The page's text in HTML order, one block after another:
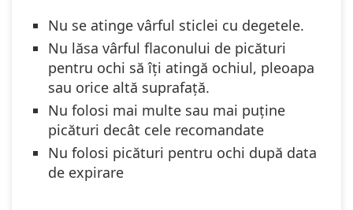
Nu se atinge vârful sticlei cu degetele.
Nu lăsa vârful flaconului de picături
pentru ochi să îți atingă ochiul, pleoapa
sau orice altă suprafață.
Nu folosi mai multe sau mai puține
picături decât cele recomandate
Nu folosi picături pentru ochi după data
de expirare